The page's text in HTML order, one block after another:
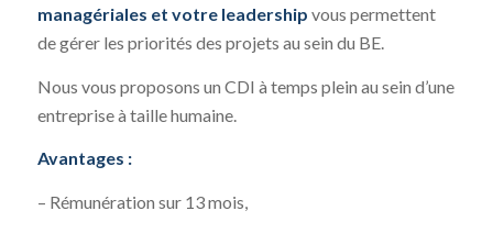
managériales et votre leadership vous permettent
de gérer les priorités des projets au sein du BE.
Nous vous proposons un CDI à temps plein au sein d’une
entreprise à taille humaine.
Avantages :
– Rémunération sur 13 mois,